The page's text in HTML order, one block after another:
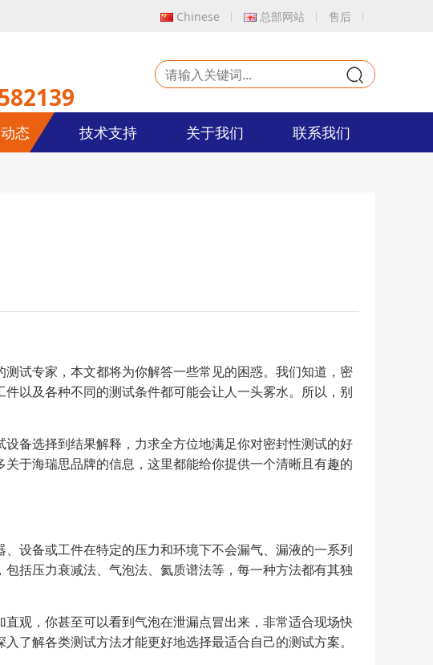
Chinese 总部网站 售后
态 技术支持 关于我们 联系我们
试专家，本文都将为你解答一些常见的困惑。我们知道，密
以及各种不同的测试条件都可能会让人一头雾水。所以，别
备选择到结果解释，力求全方位地满足你对密封性测试的好
于海瑞思品牌的信息，这里都能给你提供一个清晰且有趣的
设备或工件在特定的压力和环境下不会漏气、漏液的一系列
括压力衰减法、气泡法、氦质谱法等，每一种方法都有其独
观，你甚至可以看到气泡在泄漏点冒出来，非常适合现场快
了解各类测试方法才能更好地选择最适合自己的测试方案。